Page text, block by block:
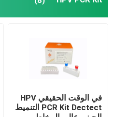
HPV PCR Kit
طقم اختبار STD STI
فيروس الهربس البسيط PCR
اختبار PCR التنفسي
في الوقت الحقيقي HPV
PCR Kit Dectect التنميط